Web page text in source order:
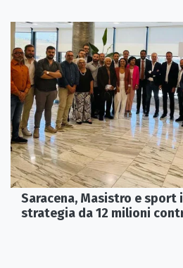
Saracena, Masistro e sport
strategia da 12 milioni